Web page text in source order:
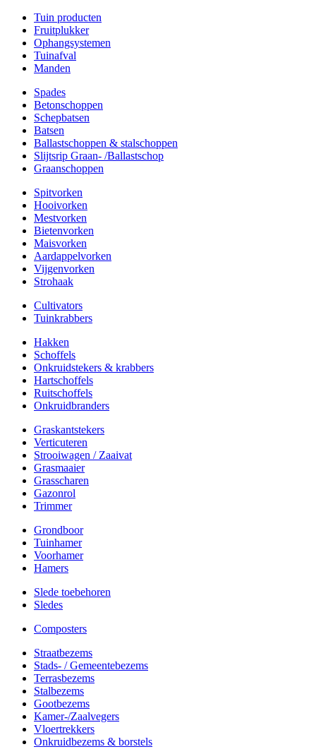
Tuin producten
Fruitplukker
Ophangsystemen
Tuinafval
Manden
Spades
Betonschoppen
Schepbatsen
Batsen
Ballastschoppen & stalschoppen
Slijtsrip Graan- /Ballastschop
Graanschoppen
Spitvorken
Hooivorken
Mestvorken
Bietenvorken
Maisvorken
Aardappelvorken
Vijgenvorken
Strohaak
Cultivators
Tuinkrabbers
Hakken
Schoffels
Onkruidstekers & krabbers
Hartschoffels
Ruitschoffels
Onkruidbranders
Graskantstekers
Verticuteren
Strooiwagen / Zaaivat
Grasmaaier
Grasscharen
Gazonrol
Trimmer
Grondboor
Tuinhamer
Voorhamer
Hamers
Slede toebehoren
Sledes
Composters
Straatbezems
Stads- / Gemeentebezems
Terrasbezems
Stalbezems
Gootbezems
Kamer-/Zaalvegers
Vloertrekkers
Onkruidbezems & borstels